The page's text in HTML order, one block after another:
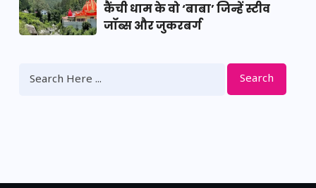
कैंची धाम के वो ‘बाबा’ जिन्हें स्टीव
जॉब्स और जुकरबर्ग
Search